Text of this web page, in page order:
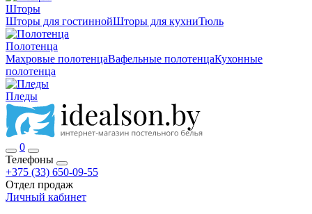
Шторы
Шторы для гостиннойШторы для кухниТюль
Полотенца
Махровые полотенцаВафельные полотенцаКухонные
полотенца
Пледы
0
Телефоны
+375 (33) 650-09-55
Отдел продаж
Личный кабинет